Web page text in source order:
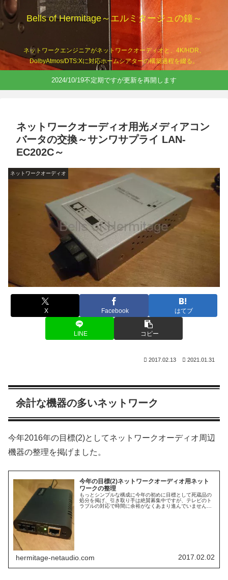
Bells of Hermitage～エルミタージュの鐘～
ネットワークエンジニアがネットワークオーディオと、4K/HDR、
DolbyAtmos/DTS:Xに対応ホームシアターの構築過程を綴る。
2024/10/19不定期ですが更新を再開します
ネットワークオーディオ用光メディアコン
バータの交換～サンワサプライ LAN-
EC202C～
ネットワークオーディオ
X Facebook はてブ
LINE コピー
2017.02.13 2021.01.31
余計な機器の多いネットワーク
今年2016年の目標(2)としてネットワークオーディオ周辺
機器の整理を掲げました。
今年の目標(2)ネットワークオーディオ用ネット
ワークの整理
もっとシンプルな構成に今年の初めに目標として死蔵品の
処分を掲げ、引き取り手は絶賛募集中ですが、テレビのト
ラブルの対応で時間に余裕がなくあまり進んでいません。
hermitage-netaudio.com 2017.02.02